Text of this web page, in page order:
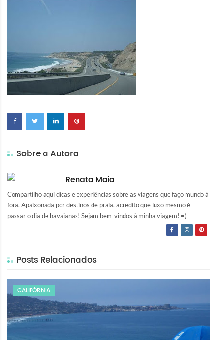
Sobre a Autora
Renata Maia
Compartilho aqui dicas e experiências sobre as viagens que faço mundo à
fora. Apaixonada por destinos de praia, acredito que luxo mesmo é
passar o dia de havaianas! Sejam bem-vindos à minha viagem! =)
Posts Relacionados
CALIFÓRNIA